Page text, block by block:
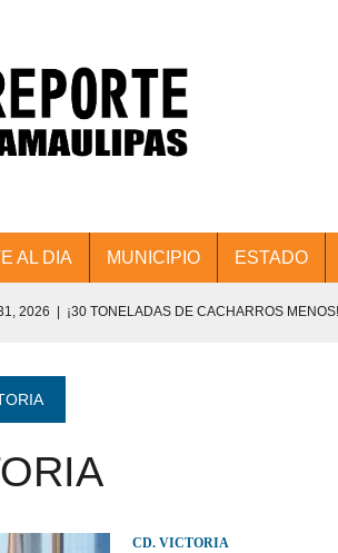
AL DIA MUNICIPIO ESTADO
2026 | ¡30 TONELADAS DE CACHARROS
PARA LA COMUNIDAD!
EN EQUIPO Y RESULTADOS! ENCABEZA BETO
TE INVITA A DESCUBRIR EL ENCANTO DE LAS
CD. VICTORIA